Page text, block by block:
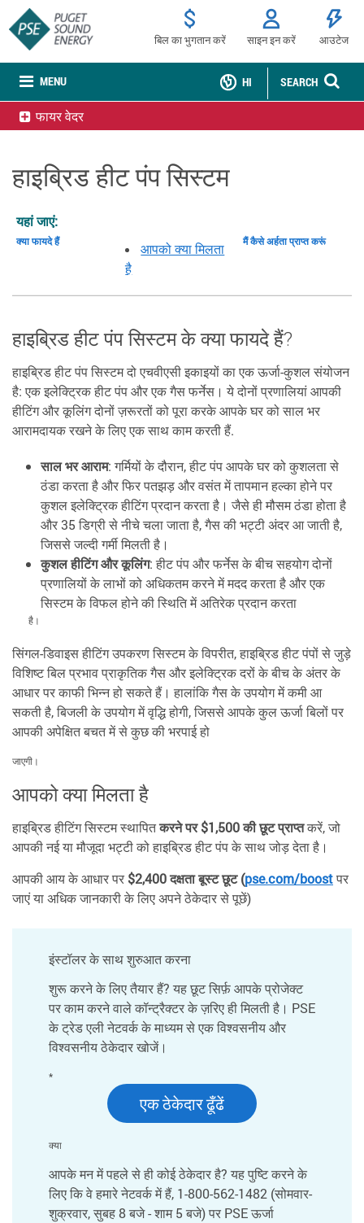
MENU
बिल का भुगतान करें साइन इन करें आउटेज
SEARCH
HI
फायर वेदर
हाइब्रिड हीट पंप सिस्टम
यहां जाएं:
क्या फायदे हैं
आपको क्या मिलता
है
मैं कैसे अर्हता प्राप्त करूं
हाइब्रिड हीट पंप सिस्टम के क्या फायदे हैं?
हाइब्रिड हीट पंप सिस्टम दो एचवीएसी इकाइयों का एक ऊर्जा-कुशल संयोजन
है: एक इलेक्ट्रिक हीट पंप और एक गैस फर्नेस। ये दोनों प्रणालियां आपकी
हीटिंग और कूलिंग दोनों ज़रूरतों को पूरा करके आपके घर को साल भर
आरामदायक रखने के लिए एक साथ काम करती हैं.
साल भर आराम: गर्मियों के दौरान, हीट पंप आपके घर को कुशलता से
ठंडा करता है और फिर पतझड़ और वसंत में तापमान हल्का होने पर
कुशल इलेक्ट्रिक हीटिंग प्रदान करता है। जैसे ही मौसम ठंडा होता है
और 35 डिग्री से नीचे चला जाता है, गैस की भट्टी अंदर आ जाती है,
जिससे जल्दी गर्मी मिलती है।
कुशल हीटिंग और कूलिंग: हीट पंप और फर्नेस के बीच सहयोग दोनों
प्रणालियों के लाभों को अधिकतम करने में मदद करता है और एक
सिस्टम के विफल होने की स्थिति में अतिरेक प्रदान करता
है।
सिंगल-डिवाइस हीटिंग उपकरण सिस्टम के विपरीत, हाइब्रिड हीट पंपों से जुड़े
विशिष्ट बिल प्रभाव प्राकृतिक गैस और इलेक्ट्रिक दरों के बीच के अंतर के
आधार पर काफी भिन्न हो सकते हैं। हालांकि गैस के उपयोग में कमी आ
सकती है, बिजली के उपयोग में वृद्धि होगी, जिससे आपके कुल ऊर्जा बिलों पर
आपकी अपेक्षित बचत में से कुछ की भरपाई हो
जाएगी।
आपको क्या मिलता है
हाइब्रिड हीटिंग सिस्टम स्थापितकरने पर $1,500 की छूट प्राप्तकरें, जो
आपकी नई या मौजूदा भट्टी को हाइब्रिड हीट पंप के साथ जोड़ देता है।
आपकी आय के आधार पर $2,400 दक्षता बूस्ट छूट (pse.com/boostपर
जाएं या अधिक जानकारी के लिए अपने ठेकेदार से पूछें)
इंस्टॉलर के साथ शुरुआत करना
शुरू करने के लिए तैयार हैं? यह छूट सिर्फ़ आपके प्रोजेक्ट
पर काम करने वाले कॉन्ट्रैक्टर के ज़रिए ही मिलती है। PSE
के ट्रेड एली नेटवर्क के माध्यम से एक विश्वसनीय और
विश्वसनीय ठेकेदार खोजें।
*
एक ठेकेदार ढूँढें
क्या
आपके मन में पहले से ही कोई ठेकेदार है? यह पुष्टि करने के
लिए कि वे हमारे नेटवर्क में हैं, 1-800-562-1482 (सोमवार-
शुक्रवार, सुबह 8 बजे - शाम 5 बजे) पर PSE ऊर्जा